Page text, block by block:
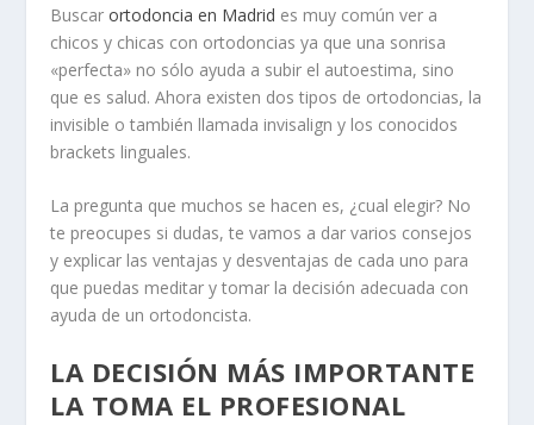
Buscarortodoncia en Madrid es muy común ver a
chicos y chicas con ortodoncias ya que una sonrisa
«perfecta» no sólo ayuda a subir el autoestima, sino
que es salud. Ahora existen dos tipos de ortodoncias, la
invisible o también llamada invisalign y los conocidos
brackets linguales.
La pregunta que muchos se hacen es, ¿cual elegir? No
te preocupes si dudas, te vamos a dar varios consejos
y explicar las ventajas y desventajas de cada uno para
que puedas meditar y tomar la decisión adecuada con
ayuda de un ortodoncista.
LA DECISIÓN MÁS IMPORTANTE
LA TOMA EL PROFESIONAL